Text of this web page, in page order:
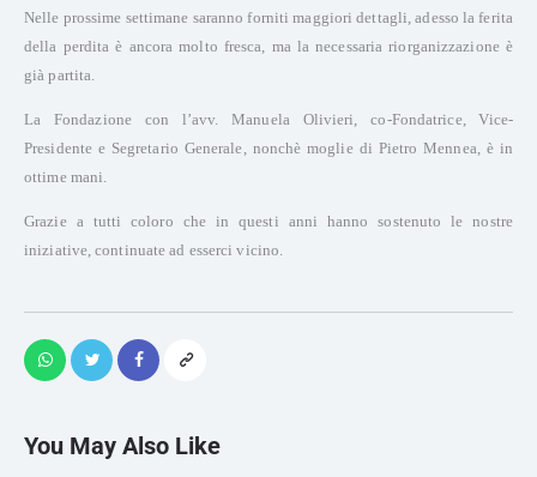
Nelle prossime settimane saranno forniti maggiori dettagli, adesso la ferita
della perdita è ancora molto fresca, ma la necessaria riorganizzazione è
già partita.
La Fondazione con l’avv. Manuela Olivieri, co-Fondatrice, Vice-
Presidente e Segretario Generale, nonchè moglie di Pietro Mennea, è in
ottime mani.
Grazie a tutti coloro che in questi anni hanno sostenuto le nostre
iniziative, continuate ad esserci vicino.
You May Also Like